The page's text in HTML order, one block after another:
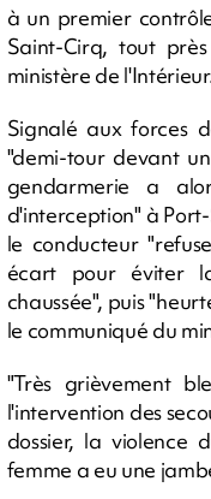
à un premier
Saint-Cirq, tout
ministère de
Signalé aux forces
"demi-tour devant
gendarmerie a
d'interception" à
le conducteur
écart pour éviter
chaussée", puis
le communiqué du
"Très grièvement
l'intervention des
dossier, la violence
femme a eu une